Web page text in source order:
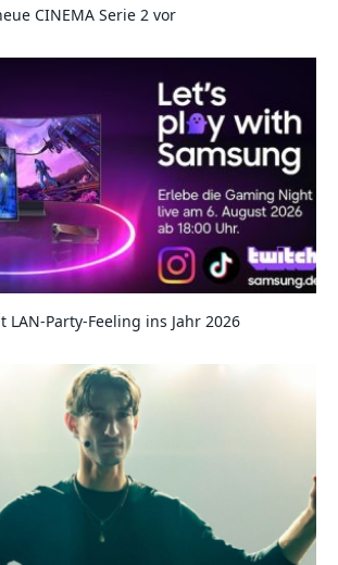
CINEMA Serie 2 vor
Party-Feeling ins Jahr 2026